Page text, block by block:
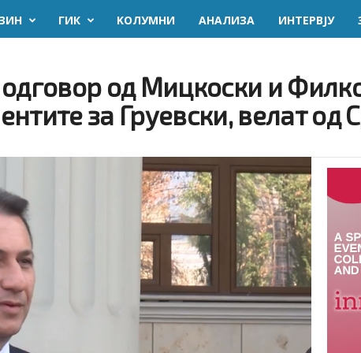
ГИК KОЛУМНИ AНАЛИЗА ИНТЕРВЈУ
од Мицкоски и
за Груевски, велат од